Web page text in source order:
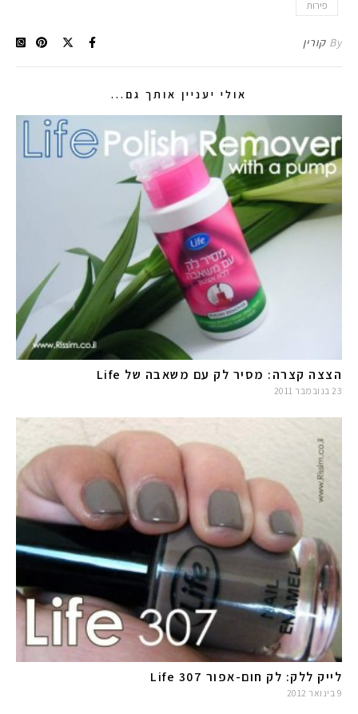
פירות
By קורין
אולי יעניין אותך גם...
הצצה קצרה: מסיר לק עם משאבה של Life
23 בנובמבר 2011
לייק ללק: לק חום-אפור Life 307
9 בינואר 2012